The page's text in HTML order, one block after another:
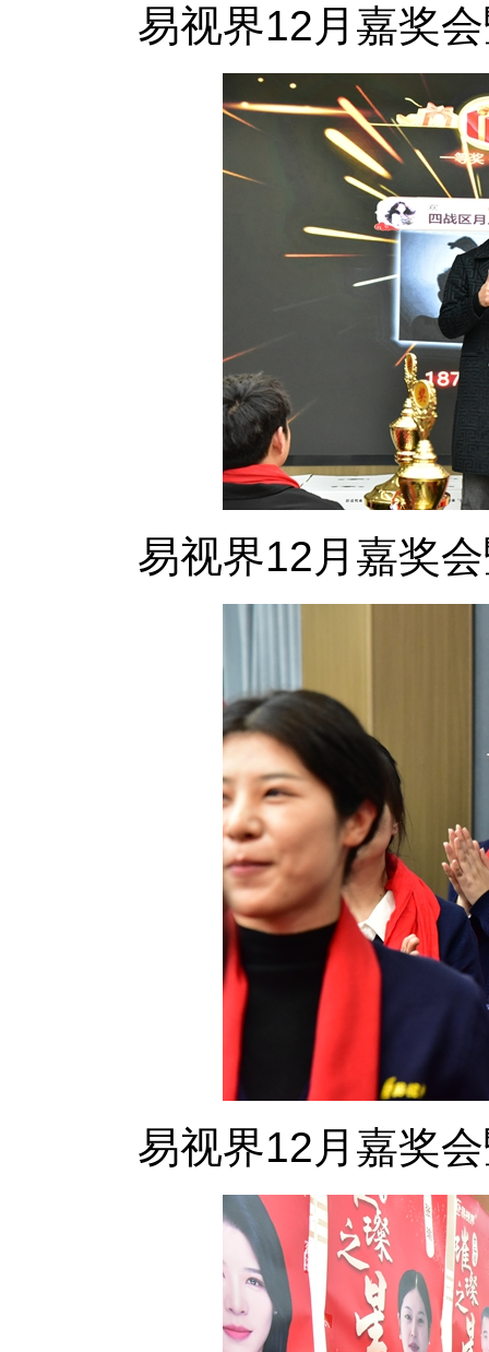
易视界12月嘉奖
易视界12月嘉奖
易视界12月嘉奖